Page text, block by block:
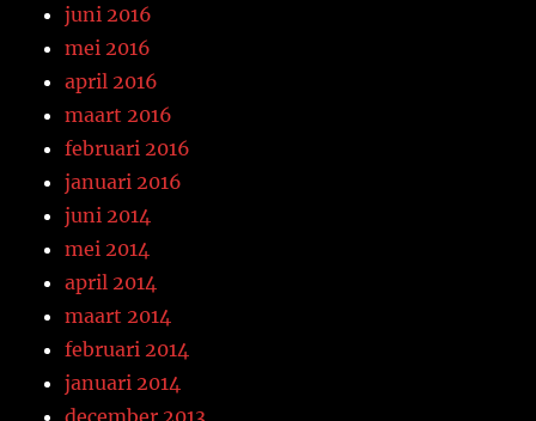
juni 2016
mei 2016
april 2016
maart 2016
februari 2016
januari 2016
juni 2014
mei 2014
april 2014
maart 2014
februari 2014
januari 2014
december 2013